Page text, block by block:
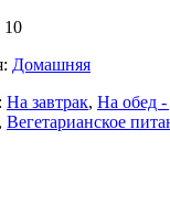
10
Домашняя
На завтрак, На обед -
, Вегетарианское